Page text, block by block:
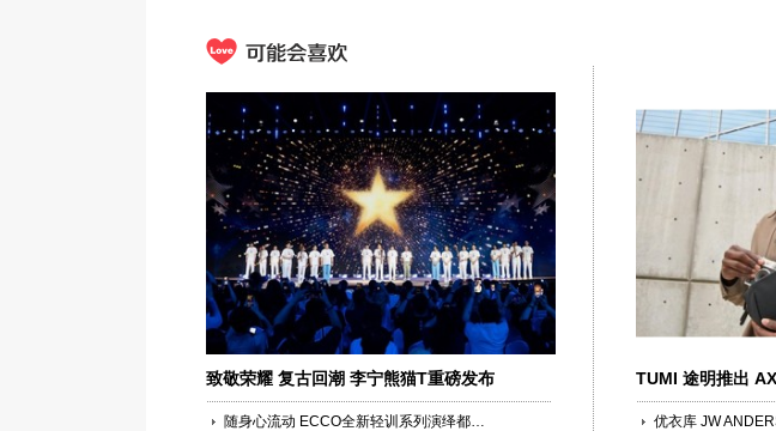
致敬荣耀 复古回潮 李宁熊猫T重磅发布
随身心流动 ECCO全新轻训系列演绎都市运动时装美学
TUMI 途明推出
现代生活新风尚